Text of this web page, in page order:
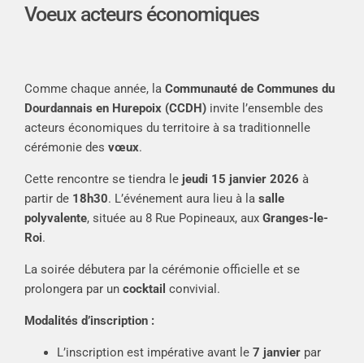
Voeux acteurs économiques
Comme chaque année, la Communauté de Communes du
Dourdannais en Hurepoix (CCDH)invite l’ensemble des
acteurs économiques du territoire à sa traditionnelle
cérémonie des vœux.
Cette rencontre se tiendra le jeudi 15 janvier 2026 à
partir de 18h30. L’événement aura lieu à la salle
polyvalente, située au 8 Rue Popineaux, aux Granges-le-
Roi.
La soirée débutera par la cérémonie officielle et se
prolongera par un cocktail convivial.
Modalités d’inscription :
L’inscription est impérative avant le 7 janvierpar